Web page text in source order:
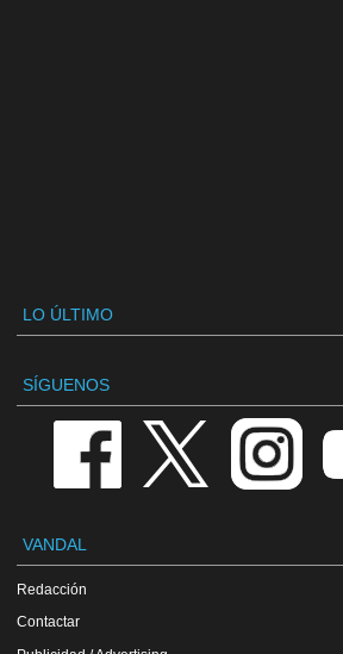
LO ÚLTIMO
SÍGUENOS
VANDAL
Redacción
Contactar